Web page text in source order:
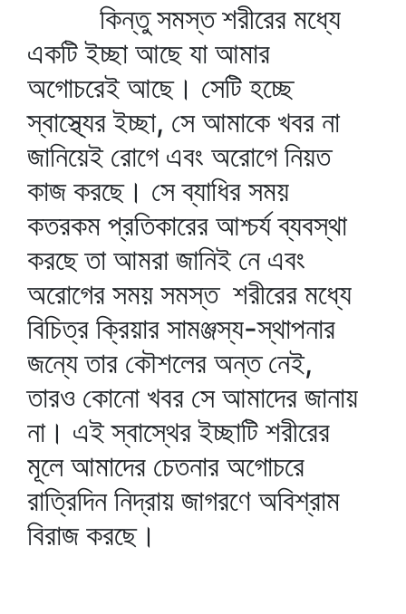
কিন্তু সমস্ত শরীরের মধ্যে
একটি ইচ্ছা আছে যা আমার
অগোচরেই আছে। সেটি হচ্ছে
স্বাস্থ্যের ইচ্ছা, সে আমাকে খবর না
জানিয়েই রোগে এবং অরোগে নিয়ত
কাজ করছে। সে ব্যাধির সময়
কতরকম প্রতিকারের আশ্চর্য ব্যবস্থা
করছে তা আমরা জানিই নে এবং
অরোগের সময় সমস্ত শরীরের মধ্যে
বিচিত্র ক্রিয়ার সামঞ্জস্য-স্থাপনার
জন্যে তার কৌশলের অন্ত নেই,
তারও কোনো খবর সে আমাদের জানায়
না। এই স্বাস্থের ইচ্ছাটি শরীরের
মূলে আমাদের চেতনার অগোচরে
রাত্রিদিন নিদ্রায় জাগরণে অবিশ্রাম
বিরাজ করছে।